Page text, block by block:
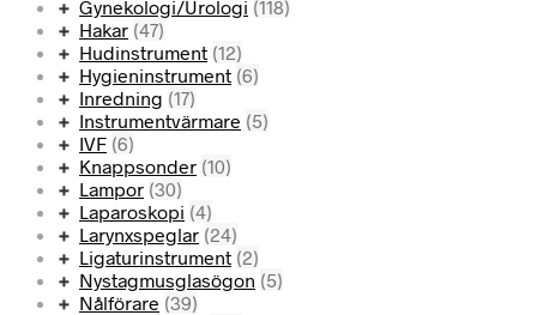
Gynekologi/Urologi (118)
Hakar (47)
Hudinstrument (12)
Hygieninstrument (6)
Inredning (17)
Instrumentvärmare (5)
IVF (6)
Knappsonder (10)
Lampor (30)
Laparoskopi (4)
Larynxspeglar (24)
Ligaturinstrument (2)
Nystagmusglasögon (5)
Nålförare (39)